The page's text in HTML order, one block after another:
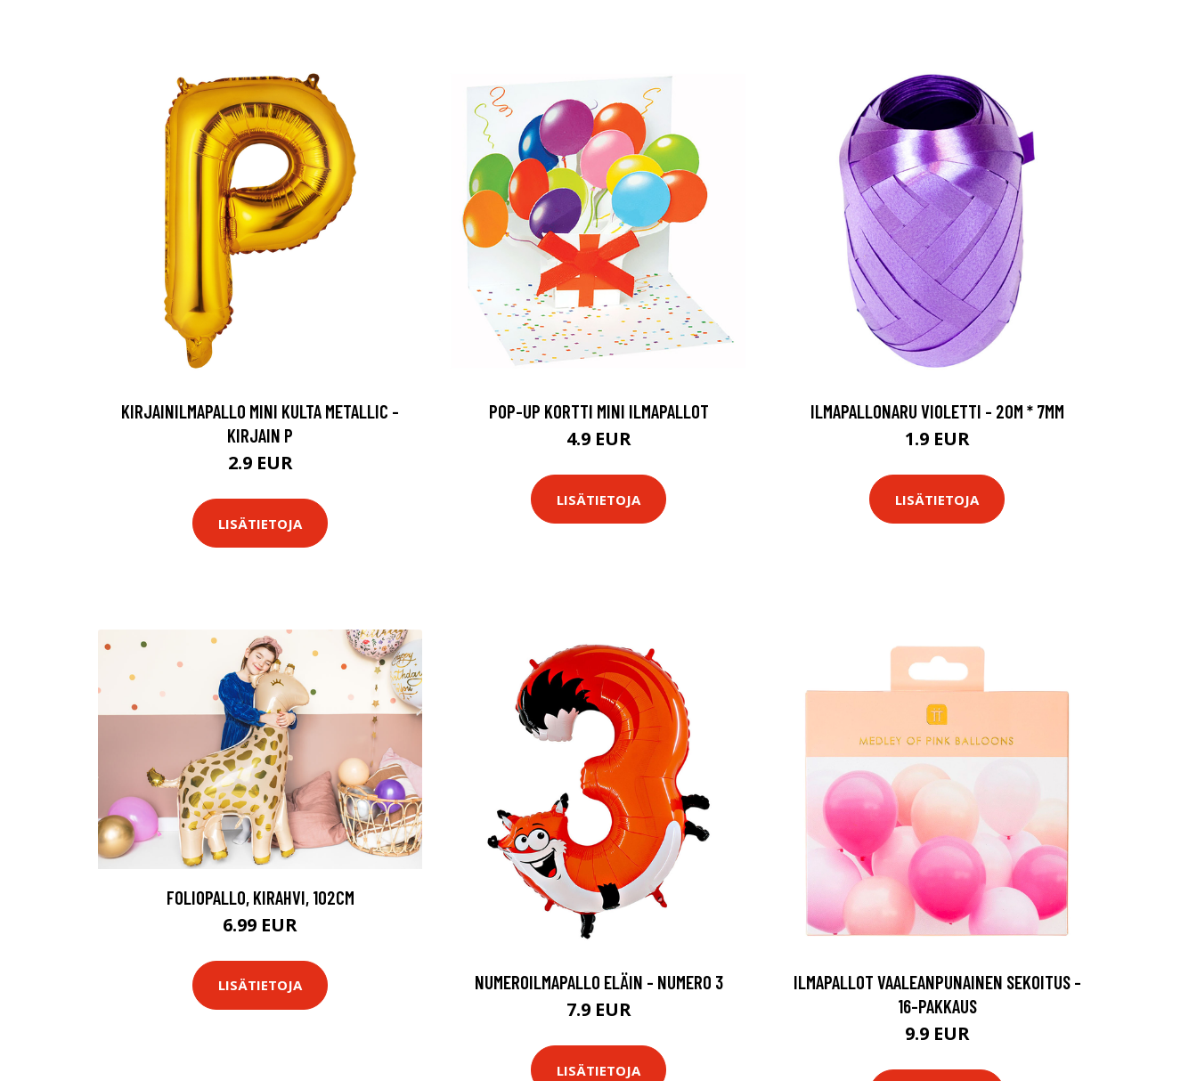
KIRJAINILMAPALLO MINI KULTA METALLIC -
KIRJAIN P
2.9 EUR
LISÄTIETOJA
POP-UP KORTTI MINI ILMAPALLOT
4.9 EUR
LISÄTIETOJA
ILMAPALLONARU VIOLETTI - 20M * 7MM
1.9 EUR
LISÄTIETOJA
FOLIOPALLO, KIRAHVI, 102CM
6.99 EUR
LISÄTIETOJA NUMEROILMAPALLO ELÄIN - NUMERO 3
7.9 EUR
LISÄTIETOJA
ILMAPALLOT VAALEANPUNAINEN SEKOITUS -
16-PAKKAUS
9.9 EUR